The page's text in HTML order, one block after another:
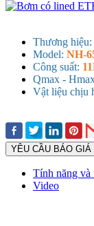
Thương hiệu:
Model: NH-
Công suất:
Qmax -
Vật liệu chịu
YÊU CẦU BÁO GIÁ
Tính năng và
Video